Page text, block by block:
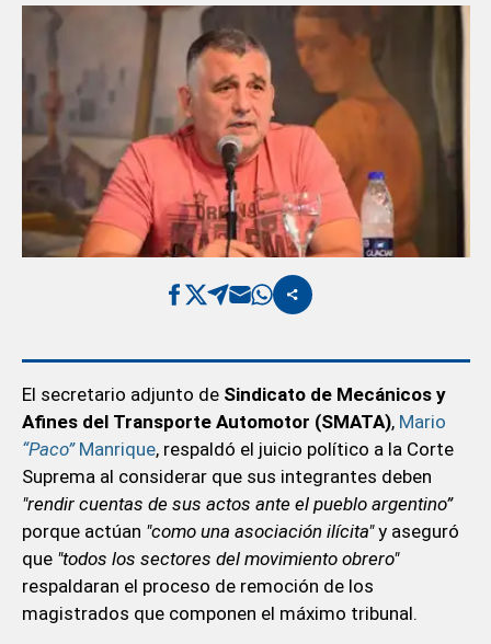
El secretario adjunto de Sindicato de Mecánicos y
Afines del Transporte Automotor (SMATA), Mario
“Paco”Manrique, respaldó el juicio político a la Corte
Suprema al considerar que sus integrantes deben
"rendir cuentas de sus actos ante el pueblo argentino”
porque actúan "como una asociación ilícita"y aseguró
que "todos los sectores del movimiento obrero"
respaldaran el proceso de remoción de los
magistrados que componen el máximo tribunal.